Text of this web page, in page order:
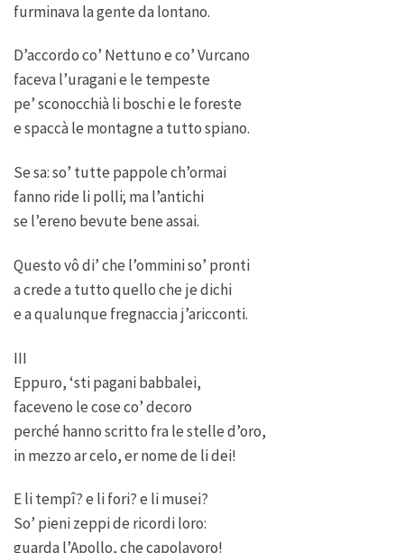
furminava la gente da lontano.
D’accordo co’ Nettuno e co’ Vurcano
faceva l’uragani e le tempeste
pe’ sconocchià li boschi e le foreste
e spaccà le montagne a tutto spiano.
Se sa: so’ tutte pappole ch’ormai
fanno ride li polli; ma l’antichi
se l’ereno bevute bene assai.
Questo vô di’ che l’ommini so’ pronti
a crede a tutto quello che je dichi
e a qualunque fregnaccia j’aricconti.
III
Eppuro, ‘sti pagani babbalei,
faceveno le cose co’ decoro
perché hanno scritto fra le stelle d’oro,
in mezzo ar celo, er nome de li dei!
E li tempî? e li fori? e li musei?
So’ pieni zeppi de ricordi loro:
guarda l’Apollo, che capolavoro!